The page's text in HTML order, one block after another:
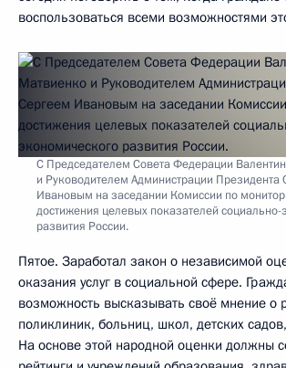
воспользоваться всеми возможностями
С Председателем Совета Федерации
и Руководителем Администрации Президента
Ивановым на заседании Комиссии по
достижения целевых показателей социально-
развития России.
Пятое. Заработал закон о независимой
оказания услуг в социальной сфере.
возможность высказывать своё мнение о
поликлиник, больниц, школ, детских
На основе этой народной оценки должны